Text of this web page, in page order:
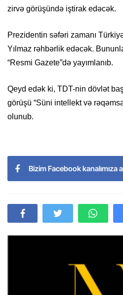
zirvə görüşündə iştirak edəcək.
Prezidentin səfəri zamanı
Yılmaz rəhbərlik edəcək.
“Resmi Gazete”də yayımlanıb.
Qeyd edək ki, TDT-nin dövlət
görüşü “Süni intellekt və
olunub.
Bizim Facebook kanalımıza